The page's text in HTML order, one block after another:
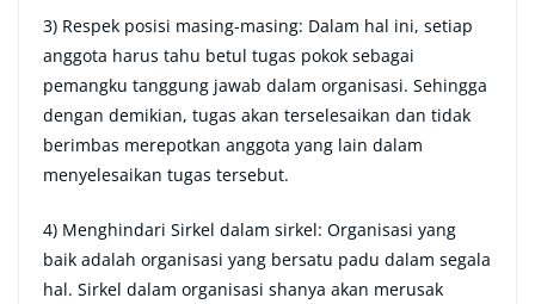
3) Respek posisi masing-masing: Dalam hal ini, setiap
anggota harus tahu betul tugas pokok sebagai
pemangku tanggung jawab dalam organisasi. Sehingga
dengan demikian, tugas akan terselesaikan dan tidak
berimbas merepotkan anggota yang lain dalam
menyelesaikan tugas tersebut.
4) Menghindari Sirkel dalam sirkel: Organisasi yang
baik adalah organisasi yang bersatu padu dalam segala
hal. Sirkel dalam organisasi shanya akan merusak